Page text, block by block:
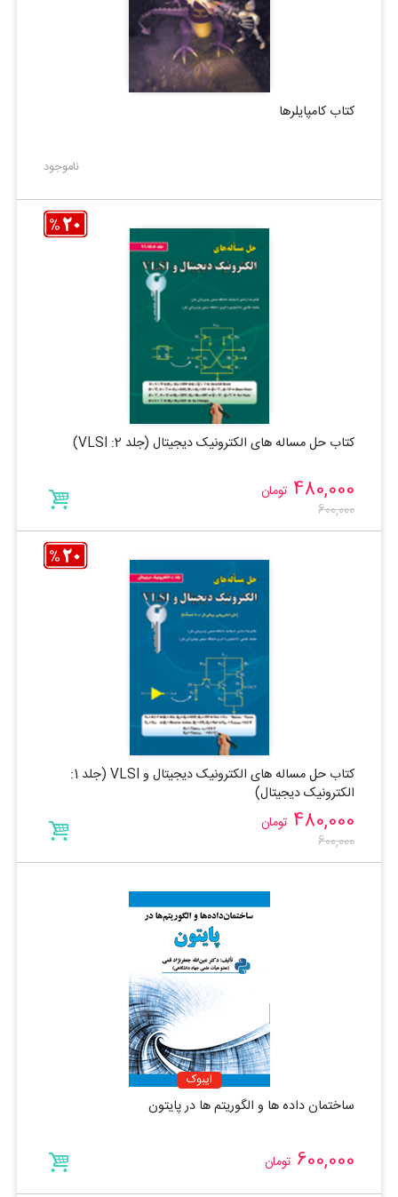
کتاب کامپایلرها
ناموجود
کتاب حل مساله های الکترونیک دیجیتال (جلد 2: VLSI)
480,000 تومان
600,000
کتاب حل مساله های الکترونیک دیجیتال و VLSI (جلد 1:
الکترونیک دیجیتال)
480,000 تومان
600,000
ایبوک
ساختمان داده ها و الگوریتم ها در پایتون
600,000 تومان